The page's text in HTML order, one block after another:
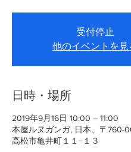
受付停止
他のイベントを見
日時・場所
2019年9月16日 10:00 – 11:00
本屋ルヌガンガ, 日本、〒760-
高松市亀井町１１−１３